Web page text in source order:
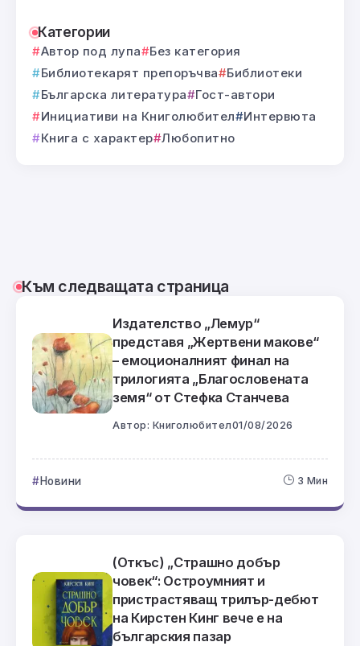
Категории
Автор под лупа
Без категория
Библиотекарят препоръчва
Библиотеки
Българска литература
Гост-автори
Инициативи на Книголюбител
Интервюта
Книга с характер Любопитно
Към следващата страница
Издателство „Лемур“
представя „Жертвени макове“
– емоционалният финал на
трилогията „Благословената
земя“ от Стефка Станчева
Автор: Книголюбител01/08/2026
Новини 3 Мин
(Откъс) „Страшно добър
човек“: Остроумният и
пристрастяващ трилър-дебют
на Кирстен Кинг вече е на
българския пазар